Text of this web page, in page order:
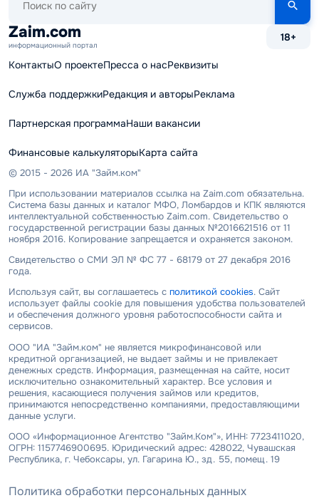
сайту
Zaim.com
информационный портал
18+
КонтактыО проектеПресса о насРеквизиты
Служба поддержкиРедакция и авторыРеклама
Партнерская программаНаши вакансии
Финансовые калькуляторыКарта сайта
© 2015 - 2026 ИА "Займ.ком"
При использовании материалов ссылка на Zaim.com обязательна.
Система базы данных и каталог МФО, Ломбардов и КПК являются
интеллектуальной собственностью Zaim.com. Свидетельство о
государственной регистрации базы данных №2016621516 от 11
ноября 2016. Копирование запрещается и охраняется законом.
Свидетельство о СМИ ЭЛ № ФС 77 - 68179 от 27 декабря 2016
года.
Используя сайт, вы соглашаетесь с политикой cookies. Сайт
использует файлы cookie для повышения удобства пользователей
и обеспечения должного уровня работоспособности сайта и
сервисов.
ООО "ИА "Займ.ком" не является микрофинансовой или
кредитной организацией, не выдает займы и не привлекает
денежных средств. Информация, размещенная на сайте, носит
исключительно ознакомительный характер. Все условия и
решения, касающиеся получения займов или кредитов,
принимаются непосредственно компаниями, предоставляющими
данные услуги.
ООО «Информационное Агентство "Займ.Ком"», ИНН: 7723411020,
ОГРН: 1157746900695. Юридический адрес: 428022, Чувашская
Республика, г. Чебоксары, ул. Гагарина Ю., зд. 55, помещ. 19
Политика обработки персональных данных